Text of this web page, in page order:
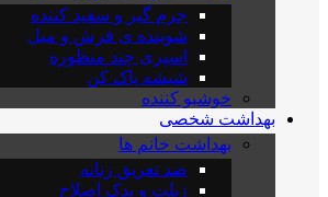
جرم گیر و سفید کننده
شوینده ی فرش و مبل
اسپری چند منظوره
شیشه پاک کن
خوشبو کننده
بهداشت شخصی
بهداشت خانم ها
ضد تعریق زنانه
ژیلت و یدک اصلاح